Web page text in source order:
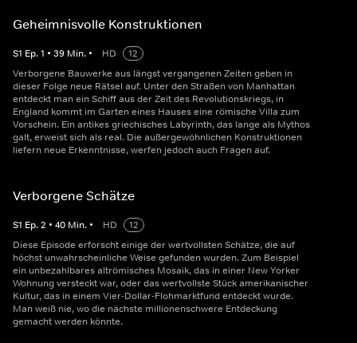
Geheimnisvolle Konstruktionen
S1 Ep.1 • 39 Min. • HD
12
Verborgene Bauwerke aus längst vergangenen Zeiten geben in
dieser Folge neue Rätsel auf. Unter den Straßen von Manhattan
entdeckt man ein Schiff aus der Zeit des Revolutionskriegs, in
England kommt im Garten eines Hauses eine römische Villa zum
Vorschein. Ein antikes griechisches Labyrinth, das lange als Mythos
galt, erweist sich als real. Die außergewöhnlichen Konstruktionen
liefern neue Erkenntnisse, werfen jedoch auch Fragen auf.
Verborgene Schätze
S1 Ep.2 • 40 Min. • HD
12
Diese Episode erforscht einige der wertvollsten Schätze, die auf
höchst unwahrscheinliche Weise gefunden wurden. Zum Beispiel
ein unbezahlbares altrömisches Mosaik, das in einer New Yorker
Wohnung versteckt war, oder das wertvollste Stück amerikanischer
Kultur, das in einem Vier-Dollar-Flohmarktfund entdeckt wurde.
Man weiß nie, wo die nächste millionenschwere Entdeckung
gemacht werden könnte.